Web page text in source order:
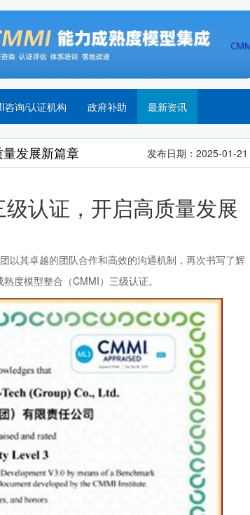
咨询/认证机构 政府补助 最新资讯
发展新篇章 发布日期：2025-01-21
认证，开启高质量发展
以其卓越的团队合作和高效的沟通机制，再次书写了辉
度模型整合（CMMI）三级认证。